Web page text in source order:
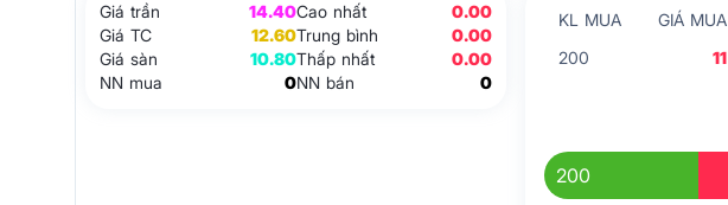
Giá trần
14.40
Giá TC
12.60
Giá sàn
10.80
NN mua
0
Cao nhất
0.00
Trung bình
0.00
Thấp nhất
0.00
NN bán
0
KL MUA GIÁ MUA
200
11
200